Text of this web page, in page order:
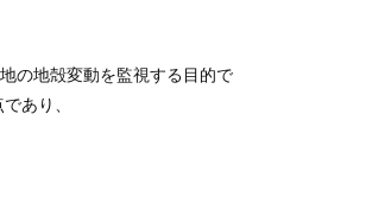
の地殻変動を監視する目的で
あり、